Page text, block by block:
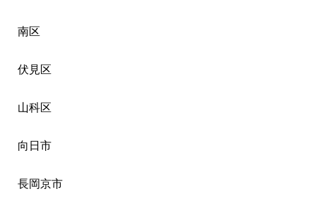
南区
伏見区
山科区
向日市
長岡京市